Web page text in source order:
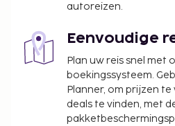
autoreizen.
Eenvoudige
Plan uw reis snel met
boekingssysteem.
Planner, om prijzen
deals te vinden, met